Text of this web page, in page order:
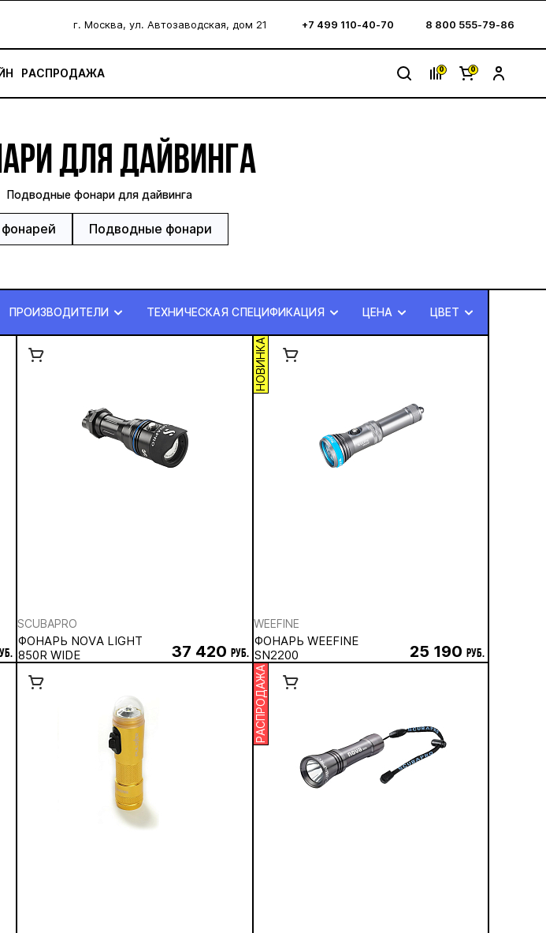
г. Москва, ул. Автозаводская, дом 21 +7 499 110-40-70 8 800 555-79-86
РАСПРОДАЖА 0 0
ДЛЯ ДАЙВИНГА
Подводные фонари для дайвинга
Подводные фонари
ПРОИЗВОДИТЕЛИ ТЕХНИЧЕСКАЯ СПЕЦИФИКАЦИЯ ЦЕНА ЦВЕТ
SCUBAPRO
ФОНАРЬ NOVA LIGHT
850R WIDE
37 420 руб.
НОВИНКА
WEEFINE
ФОНАРЬ WEEFINE
SN2200
25 190 руб.
РАСПРОДАЖА